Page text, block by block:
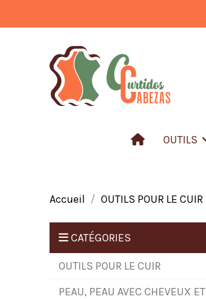
OUTILS
Accueil OUTILS POUR LE CUIR
CATÉGORIES
OUTILS POUR LE CUIR
PEAU, PEAU AVEC CHEVEUX ET